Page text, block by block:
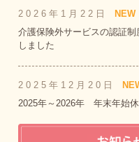
2026年1月22日
NEW
介護保険外サービスの認証
しました
2025年12月20日
2025年～2026年 年末年始